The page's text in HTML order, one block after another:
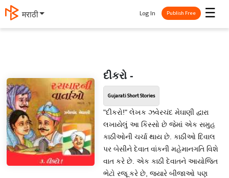
मराठी ☰
Log In Publish Free
દીકરો -
Gujarati Short Stories
"દીકરો!" લેખક ઝવેરચંદ મેઘાણી દ્વારા
લખાયેલું આ કિસ્સો છે જેમાં એક સમુહ
કાઠીઓની ચર્ચા થાય છે. કાઠીઓ દિવાલ
પર બેસીને દેવાત વાંકની મહેમાનગતિ વિશે
વાત કરે છે. એક કાઠી દેવાતને આયોજિત
ભેટો રજૂ કરે છે, જયારે બીજાઓ પણ